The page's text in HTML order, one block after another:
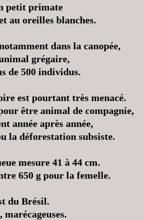
petit primate
au oreilles blanches.
dans la canopée,
grégaire,
de 500 individus.
est pourtant très menacé.
être animal de compagnie,
année après année,
la déforestation subsiste.
mesure 41 à 44 cm.
650 g pour la femelle.
du Brésil.